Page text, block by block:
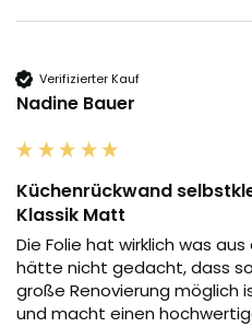
Verifizierter Kauf
Nadine Bauer
Küchenrückwand
Klassik Matt
Die Folie hat wirklich was
hätte nicht gedacht, dass
große Renovierung möglich
und macht einen